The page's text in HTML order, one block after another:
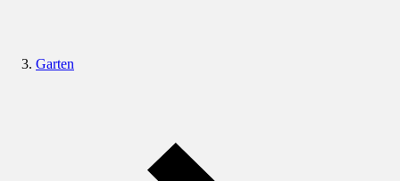
Garten